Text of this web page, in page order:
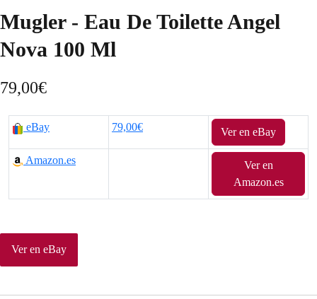
Mugler - Eau De Toilette Angel
Nova 100 Ml
79,00€
eBay 79,00€ Ver en eBay
Amazon.es
Ver en
Amazon.es
Ver en eBay